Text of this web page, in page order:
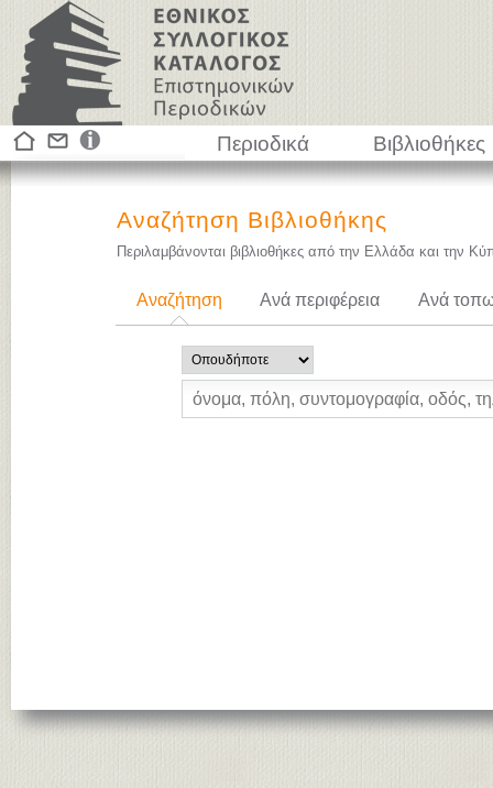
Περιοδικά Βιβλιοθήκες
Αναζήτηση Βιβλιοθήκης
Περιλαμβάνονται βιβλιοθήκες από την Ελλάδα και την
Αναζήτηση Ανά περιφέρεια Ανά